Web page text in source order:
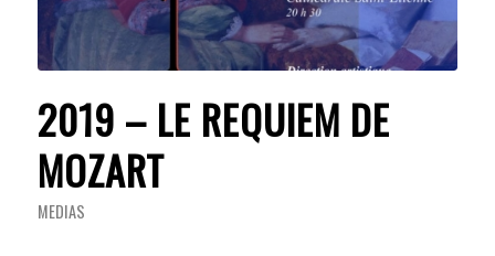
2019 – LE REQUIEM DE
MOZART
MEDIAS